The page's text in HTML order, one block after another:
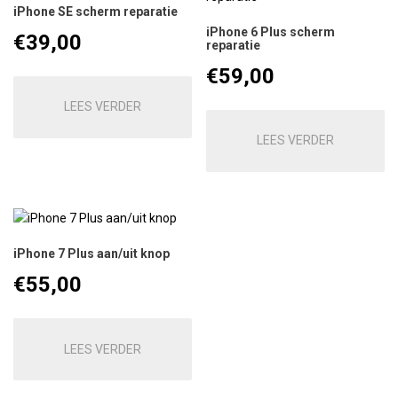
iPhone SE scherm reparatie
€39,00
LEES VERDER
iPhone 6 Plus scherm
reparatie
€59,00
LEES VERDER
iPhone 7 Plus aan/uit knop
€55,00
LEES VERDER